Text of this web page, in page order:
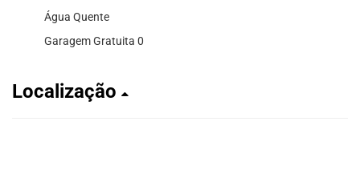
Água Quente
Garagem Gratuita 0
Localização